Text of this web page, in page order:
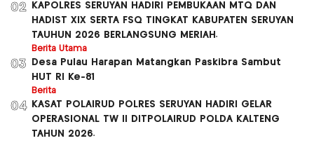
02
KAPOLRES SERUYAN HADIRI PEMBUKAAN MTQ DAN
HADIST XlX SERTA FSQ TINGKAT KABUPATEN SERUYAN
TAUHUN 2026 BERLANGSUNG MERIAH.
Berita Utama
03
Desa Pulau Harapan Matangkan Paskibra Sambut
HUT RI Ke-81
Berita
04
KASAT POLAIRUD POLRES SERUYAN HADIRI GELAR
OPERASIONAL TW ll DITPOLAIRUD POLDA KALTENG
TAHUN 2026.